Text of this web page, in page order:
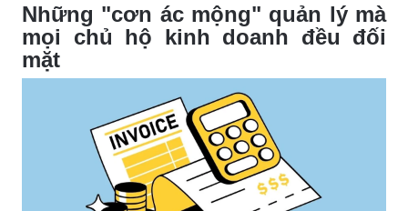
Những "cơn ác mộng" quản lý mà
mọi chủ hộ kinh doanh đều đối
mặt